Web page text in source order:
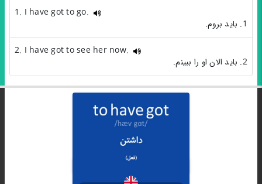
1. I have got to go.
1. باید بروم.
2. I have got to see her now.
2. باید الان او را ببینم.